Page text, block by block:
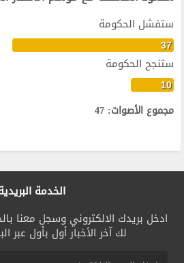
ستفشل الحكومة
37
ستنجح الحكومة
10
مجموع الأصوات: 47
الخدمة
ادخل بريدك الالكتروني وسجل معنا
لك آخر الأخبار أول بأول عبر